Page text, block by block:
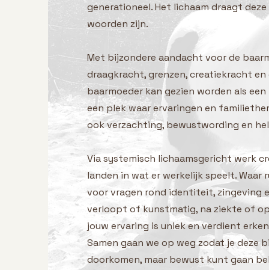
generationeel. Het lichaam draagt
woorden zijn.
Met bijzondere aandacht voor de
draagkracht, grenzen, creatiekracht
baarmoeder kan gezien worden als
een plek waar ervaringen en
ook verzachting, bewustwording en
Via systemisch lichaamsgericht werk
landen in wat er werkelijk speelt.
voor vragen rond identiteit, zingeving
verloopt of kunstmatig, na ziekte of
jouw ervaring is uniek en verdient
Samen gaan we op weg zodat je
doorkomen, maar bewust kunt gaan